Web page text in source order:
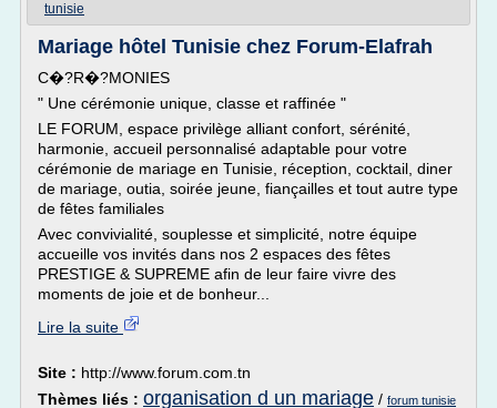
tunisie
Mariage hôtel Tunisie chez Forum-Elafrah
C�?R�?MONIES
" Une cérémonie unique, classe et raffinée "
LE FORUM, espace privilège alliant confort, sérénité,
harmonie, accueil personnalisé adaptable pour votre
cérémonie de mariage en Tunisie, réception, cocktail, diner
de mariage, outia, soirée jeune, fiançailles et tout autre type
de fêtes familiales
Avec convivialité, souplesse et simplicité, notre équipe
accueille vos invités dans nos 2 espaces des fêtes
PRESTIGE & SUPREME afin de leur faire vivre des
moments de joie et de bonheur...
Lire la suite
Site : http://www.forum.com.tn
Thèmes liés : organisation d un mariage / forum tunisie